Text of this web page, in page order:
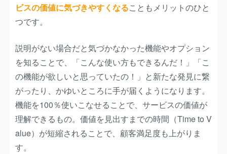
ビスの価値に気づきやすくなることもメリットのひと
つです。
説明がない場合だと気づかなかった機能やオプション
を知ることで、「こんな使い方もできるんだ！」「こ
の機能が欲しいと思っていたの！」と新たな発見に繋
がったり、かゆいところに手が届くようになります。
機能を100％使いこなせることで、サービスの価値が
理解できるもの。価値を見出すまでの時間（Time to V
alue）が短縮されることで、顧客満足度も上がりま
す。